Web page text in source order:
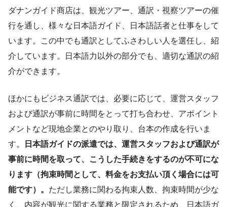
ダナンガイド商店は、観光ツアー、通訳・視察ツアーの催
行を通し、様々な日本語ガイド、日本語話者と仕事をして
います。この中でも通訳としてふさわしい人を選任し、紹
介しています。日本語力以外の部分でも、適切な通訳の紹
介ができます。
ほかにもビジネス通訳では、必要に応じて、運営スタッフ
および通訳が事前に時間をとって打ち合わせ、アポイント
メントなど現地企業とのやり取り、台本の作成を行いま
す。
日本語ガイドの派遣では、運営スタッフおよび通訳が
事前に時間を取って、こうした手続きをするのが不可にな
ります（拘束時間として、料金をお支払い頂く場合には可
能です）。 ただし業務に関わる拘束人数、拘束時間が少な
く、内容が観光に関する業務と限定されるため、日本語ガ